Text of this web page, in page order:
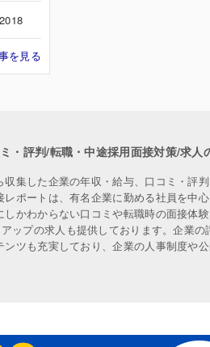
を見る
・評判/転職・中途採用面接対策/求人
集した企業の年収・給与、口コミ・
ポートは、有名企業に勤める社員を
かわからない口コミや転職時の面接体
ップの求人も提供しております。企業
ツも充実しており、企業の人事制度